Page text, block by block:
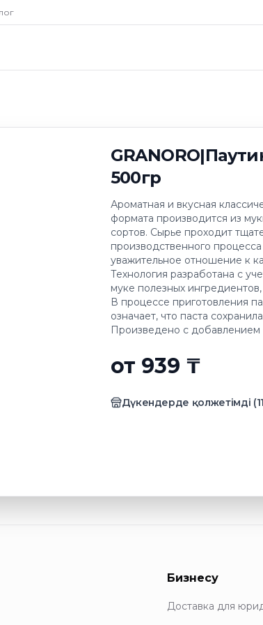
500гр
Ароматная и вкусная
формата производится из
сортов. Сырье проходит
производственного
уважительное отношение к
Технология разработана с
муке полезных
В процессе приготовления
означает, что паста
Произведено с добавлением
от 939 ₸
Дүкендерде қолжетімді (11
Бизнесу
Доставка для